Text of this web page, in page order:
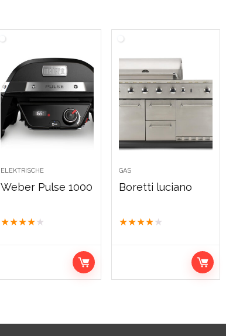
ELEKTRISCHE
Weber Pulse 1000
★★★★ ★
GAS
Boretti luciano
★★★★ ★